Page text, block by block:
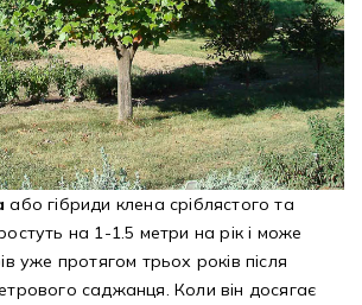
або гібриди клена сріблястого та
на 1-1.5 метри на рік і може
уже протягом трьох років після
саджанця. Коли він досягає